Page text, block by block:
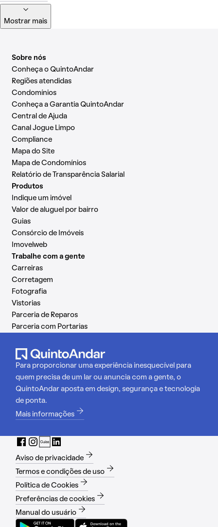
Mostrar mais
Sobre nós
Conheça o QuintoAndar
Regiões atendidas
Condomínios
Conheça a Garantia QuintoAndar
Central de Ajuda
Canal Jogue Limpo
Compliance
Mapa do Site
Mapa de Condomínios
Relatório de Transparência Salarial
Produtos
Indique um imóvel
Valor de aluguel por bairro
Guias
Consórcio de Imóveis
Imovelweb
Trabalhe com a gente
Carreiras
Corretagem
Fotografia
Vistorias
Parceria de Reparos
Parceria com Portarias
Para proporcionar uma experiência inesquecível para
quem precisa de um lar ou anuncia com a gente, o
QuintoAndar aposta em design, segurança e tecnologia
de ponta.
Mais informações
Aviso de privacidade
Termos e condições de uso
Política de Cookies
Preferências de cookies
Manual do usuário